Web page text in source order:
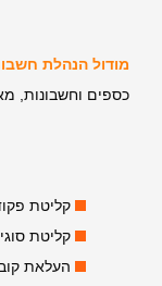
מודול הנהלת
כספים וחשבונות,
קליטת
קליטת
העלאת